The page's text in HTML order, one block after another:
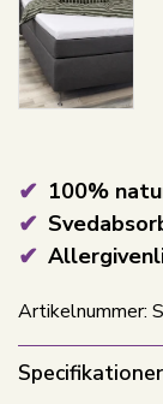
100%
Artikelnummer:
Specifikationer